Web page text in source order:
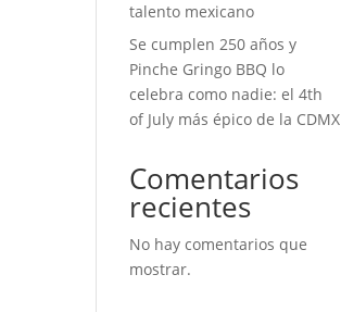
talento mexicano
Se cumplen 250 años y
Pinche Gringo BBQ lo
celebra como nadie: el 4th
of July más épico de la CDMX
Comentarios
recientes
No hay comentarios que
mostrar.